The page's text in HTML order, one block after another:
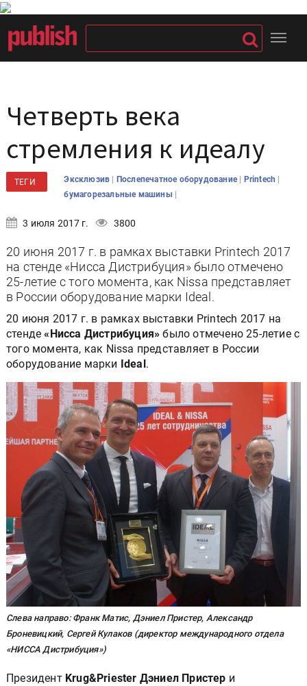
Четверть века
стремления к идеалу
ТЕГИ Эксклюзив | Послепечатное оборудование | Printech |
бумагорезальные машины |
3 июля 2017 г. 3800
20 июня 2017 г. в рамках выставки Printech 2017
на стенде «Нисса Дистрибуция» было отмечено
25-летие с того момента, как Nissa представляет
в России оборудование марки Ideal.
20 июня 2017 г. в рамках выставки Printech 2017 на
стенде«Нисса Дистрибуция» было отмечено 25-летие с
того момента, как Nissa представляет в России
оборудование марки Ideal.
Слева направо: Франк Матис, Дэниел Пристер, Александр
Броневицкий, Сергей Кулаков (директор международного отдела
«НИССА Дистрибуция»)
Президент Krug&Priester Дэниел Пристер и